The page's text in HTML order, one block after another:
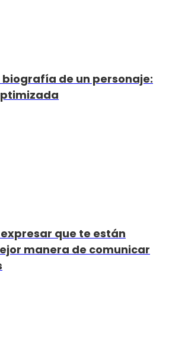
de un personaje:
que te están
manera de comunicar